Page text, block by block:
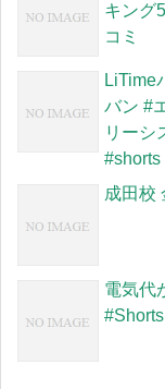
キング
コミ
LiTime
バン #
リーシ
#shorts
成田校
電気代